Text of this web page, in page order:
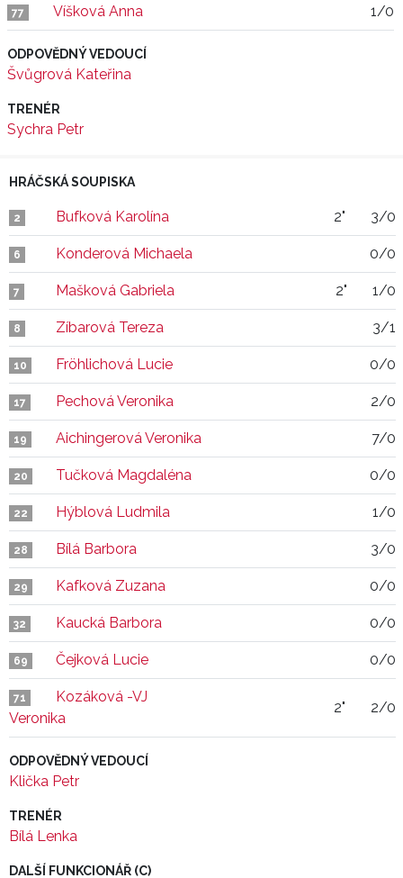
77 Víšková Anna 1/0
ODPOVĚDNÝ VEDOUCÍ
Švůgrová Kateřina
TRENÉR
Sychra Petr
HRÁČSKÁ SOUPISKA
2 Bufková Karolína 2" 3/0
6 Konderová Michaela 0/0
7 Mašková Gabriela 2" 1/0
8 Zíbarová Tereza 3/1
10 Fröhlichová Lucie 0/0
17 Pechová Veronika 2/0
19 Aichingerová Veronika 7/0
20 Tučková Magdaléna 0/0
22 Hýblová Ludmila 1/0
28 Bílá Barbora 3/0
29 Kafková Zuzana 0/0
32 Kaucká Barbora 0/0
69 Čejková Lucie 0/0
71
Kozáková -VJ
Veronika
2" 2/0
ODPOVĚDNÝ VEDOUCÍ
Klička Petr
TRENÉR
Bílá Lenka
DALŠÍ FUNKCIONÁŘ (C)